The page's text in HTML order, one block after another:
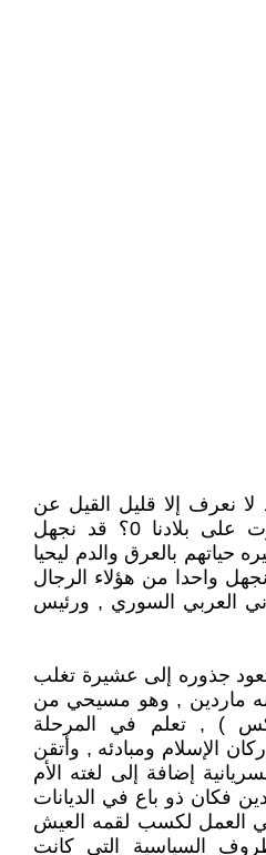
تاريخ بلادنا 0؟ قد لا نعرف إلا قليل القيل عن
الأحداث السياسة التي مرت على بلادنا 0؟ قد نجهل
حياتهم بالعرق والدم ليحيا
كريما 00 قد نجهل واحدا من هؤلاء الرجال
العربي السوري , ورئيس
جذوره إلى عشيرة تغلب
1902 في مدينه ماردين , وهو مسيحي من
) , تعلم في المرحلة
الإسلام ومبادئه , وأتقن
إضافة إلى لغته الأم
فكان ذو باع في الديانات
00 تنقل في العمل لكسب لقمه العيش
السياسية التي كانت